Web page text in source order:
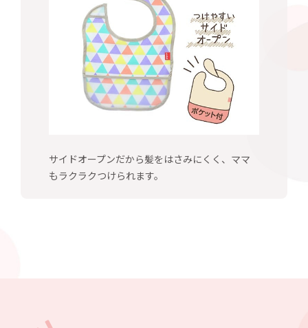
サイドオープンだから髪をはさみにくく、ママ
もラクラクつけられます。